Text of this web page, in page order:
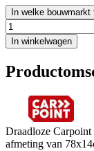
In welke bouwmarkt
In winkelwagen
Draadloze
afmeting van